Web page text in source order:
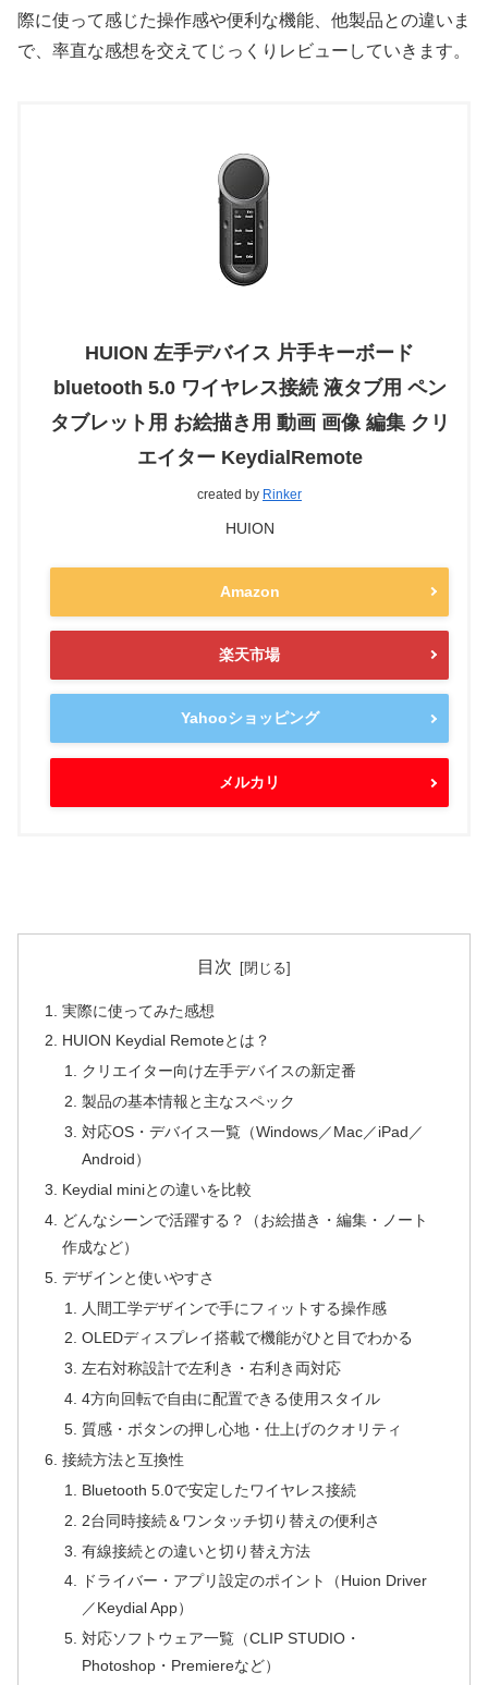
際に使って感じた操作感や便利な機能、他製品との違いま
で、率直な感想を交えてじっくりレビューしていきます。
HUION 左手デバイス 片手キーボード
bluetooth 5.0 ワイヤレス接続 液タブ用 ペン
タブレット用 お絵描き用 動画 画像 編集 クリ
エイター KeydialRemote
created by Rinker
HUION
Amazon
楽天市場
Yahooショッピング
メルカリ
目次
実際に使ってみた感想
HUION Keydial Remoteとは？
クリエイター向け左手デバイスの新定番
製品の基本情報と主なスペック
対応OS・デバイス一覧（Windows／Mac／iPad／
Android）
Keydial miniとの違いを比較
どんなシーンで活躍する？（お絵描き・編集・ノート
作成など）
デザインと使いやすさ
人間工学デザインで手にフィットする操作感
OLEDディスプレイ搭載で機能がひと目でわかる
左右対称設計で左利き・右利き両対応
4方向回転で自由に配置できる使用スタイル
質感・ボタンの押し心地・仕上げのクオリティ
接続方法と互換性
Bluetooth 5.0で安定したワイヤレス接続
2台同時接続＆ワンタッチ切り替えの便利さ
有線接続との違いと切り替え方法
ドライバー・アプリ設定のポイント（Huion Driver
／Keydial App）
対応ソフトウェア一覧（CLIP STUDIO・
Photoshop・Premiereなど）